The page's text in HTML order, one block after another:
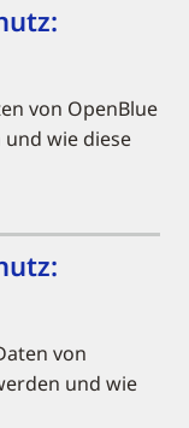
von OpenBlue
wie diese
von
und wie